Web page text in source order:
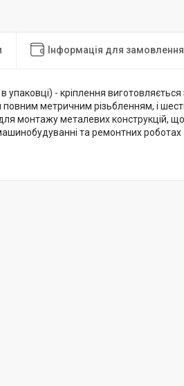
Інформація для замовлення
- кріплення виготовляється
повним метричним різьбленням, і
монтажу металевих конструкцій,
та ремонтних роботах